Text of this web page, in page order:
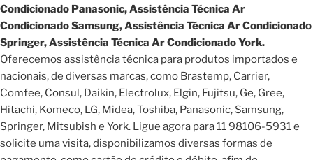
Condicionado Panasonic, Assistência Técnica Ar
Condicionado Samsung, Assistência Técnica Ar Condicionado
Springer, Assistência Técnica Ar Condicionado York.
Oferecemos assistência técnica para produtos importados e
nacionais, de diversas marcas, como Brastemp, Carrier,
Comfee, Consul, Daikin, Electrolux, Elgin, Fujitsu, Ge, Gree,
Hitachi, Komeco, LG, Midea, Toshiba, Panasonic, Samsung,
Springer, Mitsubish e York. Ligue agora para 11 98106-5931 e
solicite uma visita, disponibilizamos diversas formas de